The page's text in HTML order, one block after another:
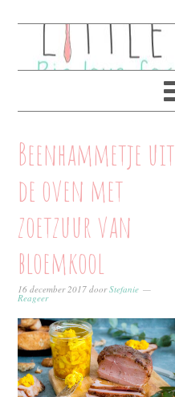
Beenhammetje uit
de oven met
zoetzuur van
bloemkool
16 december 2017 doorStefanie
Reageer